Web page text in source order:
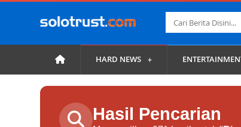
HARD NEWS
Hasil Pencarian